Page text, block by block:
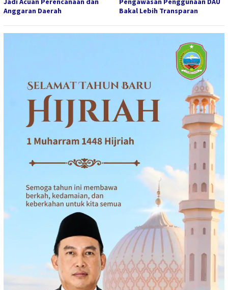
Anggaran Daerah
Bakal Lebih Transparan